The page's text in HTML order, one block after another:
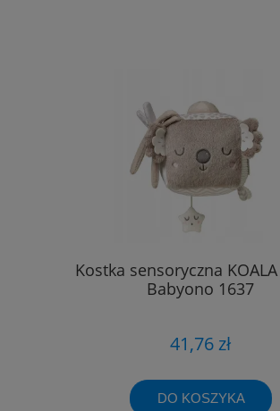
Kostka sensoryczna KOALA
Babyono 1637
41,76 zł
DO KOSZYKA